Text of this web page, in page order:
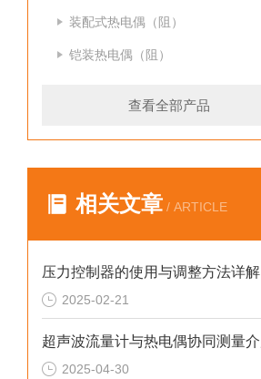
装配式热电偶（阻）
铠装热电偶（阻）
查看全部产品
相关文章 / ARTICLE
压力控制器的使用与调整方法详解
2025-02-21
2025-04-30